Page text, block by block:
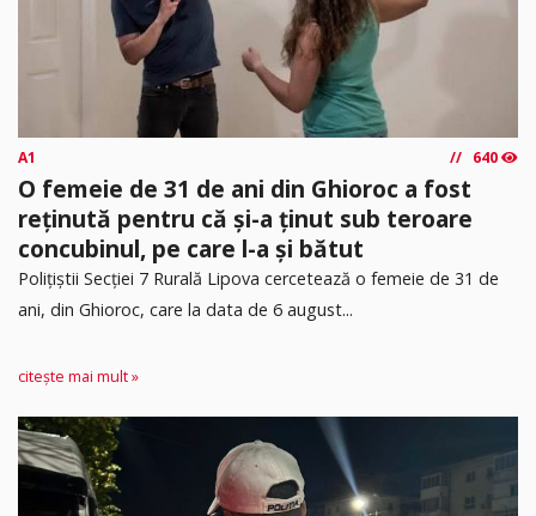
A1 640
O femeie de 31 de ani din Ghioroc a fost
reținută pentru că și-a ținut sub teroare
concubinul, pe care l-a și bătut
​Polițiștii Secției 7 Rurală Lipova cercetează o femeie de 31 de
ani, din Ghioroc, care la data de 6 august...
citește mai mult »